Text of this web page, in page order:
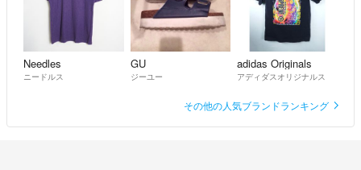
Needles
ニードルス
GU
ジーユー
adidas Originals
アディダスオリジナルス
その他の人気ブランドランキング